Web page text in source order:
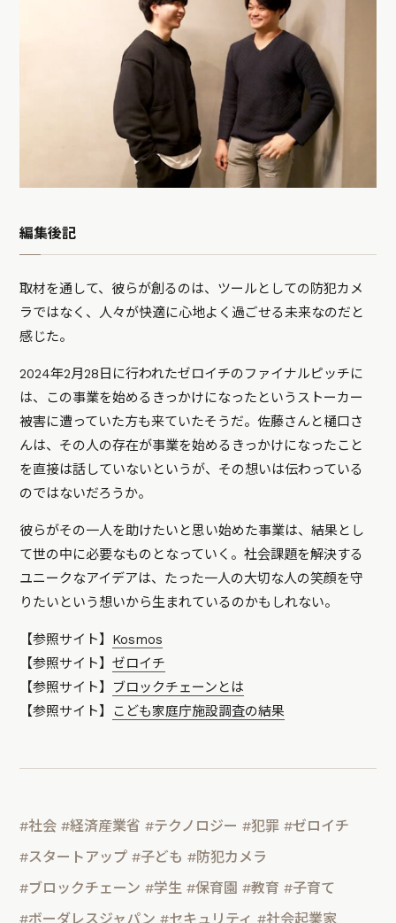
編集後記
取材を通して、彼らが創るのは、ツールとしての防犯カメ
ラではなく、人々が快適に心地よく過ごせる未来なのだと
感じた。
2024年2月28日に行われたゼロイチのファイナルピッチに
は、この事業を始めるきっかけになったというストーカー
被害に遭っていた方も来ていたそうだ。佐藤さんと樋口さ
んは、その人の存在が事業を始めるきっかけになったこと
を直接は話していないというが、その想いは伝わっている
のではないだろうか。
彼らがその一人を助けたいと思い始めた事業は、結果とし
て世の中に必要なものとなっていく。社会課題を解決する
ユニークなアイデアは、たった一人の大切な人の笑顔を守
りたいという想いから生まれているのかもしれない。
【参照サイト】 Kosmos
【参照サイト】ゼロイチ
【参照サイト】 ブロックチェーンとは
【参照サイト】 こども家庭庁施設調査の結果
#社会 #経済産業省 #テクノロジー #犯罪 #ゼロイチ
#スタートアップ #子ども #防犯カメラ
#ブロックチェーン #学生 #保育園 #教育 #子育て
#ボーダレスジャパン #セキュリティ #社会起業家